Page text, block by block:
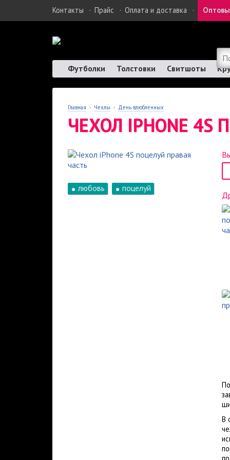
Контакты · Прайс · Оплата и доставка ·
Футболки Толстовки Свитшоты
Главная › Чехлы › День влюбленных
ЧЕХОЛ IPHONE
любовь поцелуй
В